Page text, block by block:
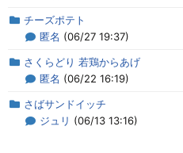
チーズポテト
匿名 (06/27 19:37)
さくらどり 若鶏からあげ
匿名 (06/22 16:19)
さばサンドイッチ
ジュリ (06/13 13:16)